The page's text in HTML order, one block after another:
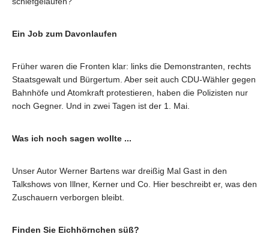
Ein Job zum Davonlaufen
Früher waren die Fronten klar: links die Demonstranten, rechts
Staatsgewalt und Bürgertum. Aber seit auch CDU-Wähler gegen
Bahnhöfe und Atomkraft protestieren, haben die Polizisten nur
noch Gegner. Und in zwei Tagen ist der 1. Mai.
Was ich noch sagen wollte ...
Unser Autor Werner Bartens war dreißig Mal Gast in den
Talkshows von Illner, Kerner und Co. Hier beschreibt er, was den
Zuschauern verborgen bleibt.
Finden Sie Eichhörnchen süß?